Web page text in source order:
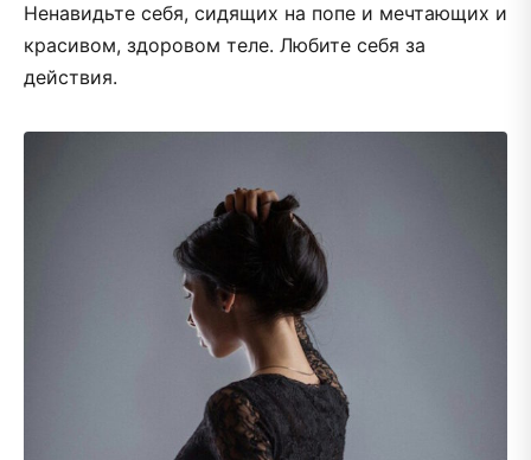
Ненавидьте себя, сидящих на попе и мечтающих и
красивом, здоровом теле. Любите себя за
действия.